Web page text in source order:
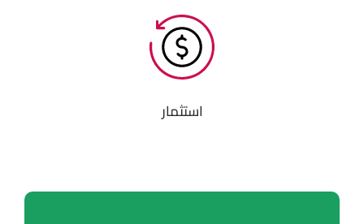
استثمار